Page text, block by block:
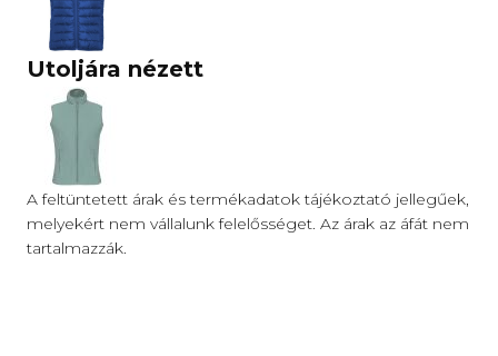
Utoljára nézett
A feltüntetett árak és termékadatok tájékoztató jellegűek,
melyekért nem vállalunk felelősséget. Az árak az áfát nem
tartalmazzák.